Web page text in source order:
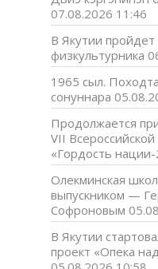
07.08.2026 11:46
В Якутии
физкультурника
1965 сыл.
сонуннара
Продолжается
VII
«Гордость
Олекминская
выпускником —
Софроновым
В Якутии
проект «Опека